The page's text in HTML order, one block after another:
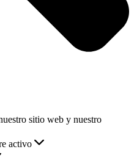
sitio web y nuestro
activo